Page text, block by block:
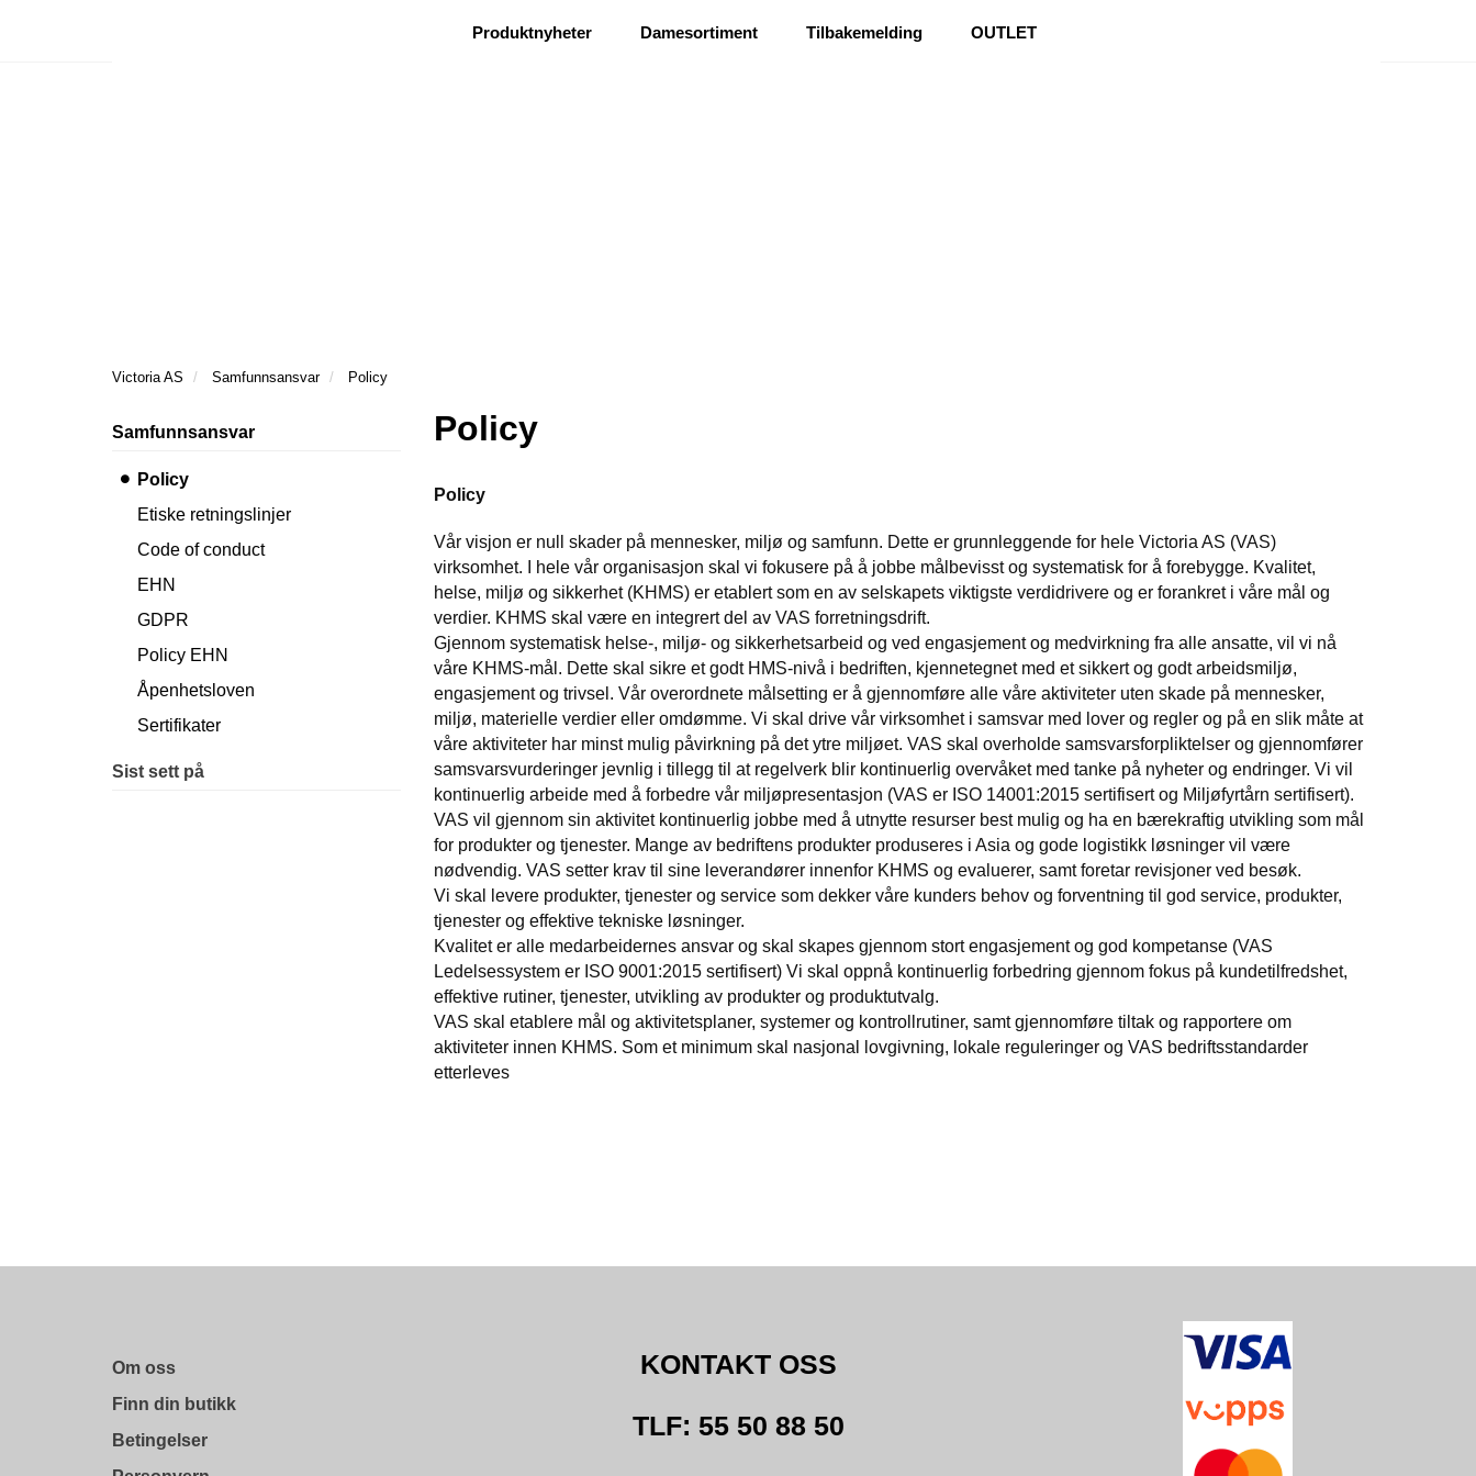
Ris og rosProduktnyheter Damesortiment Tilbakemelding OUTLET
Victoria AS Samfunnsansvar Policy
Samfunnsansvar
Policy
Etiske retningslinjer
Code of conduct
EHN
GDPR
Policy EHN
Åpenhetsloven
Sertifikater
Sist sett på
Policy
Policy
Vår visjon er null skader på mennesker, miljø og samfunn. Dette er grunnleggende for hele Victoria AS (VAS)
virksomhet. I hele vår organisasjon skal vi fokusere på å jobbe målbevisst og systematisk for å forebygge. Kvalitet,
helse, miljø og sikkerhet (KHMS) er etablert som en av selskapets viktigste verdidrivere og er forankret i våre mål og
verdier. KHMS skal være en integrert del av VAS forretningsdrift.
Gjennom systematisk helse-, miljø- og sikkerhetsarbeid og ved engasjement og medvirkning fra alle ansatte, vil vi nå
våre KHMS-mål. Dette skal sikre et godt HMS-nivå i bedriften, kjennetegnet med et sikkert og godt arbeidsmiljø,
engasjement og trivsel. Vår overordnete målsetting er å gjennomføre alle våre aktiviteter uten skade på mennesker,
miljø, materielle verdier eller omdømme. Vi skal drive vår virksomhet i samsvar med lover og regler og på en slik måte at
våre aktiviteter har minst mulig påvirkning på det ytre miljøet. VAS skal overholde samsvarsforpliktelser og gjennomfører
samsvarsvurderinger jevnlig i tillegg til at regelverk blir kontinuerlig overvåket med tanke på nyheter og endringer. Vi vil
kontinuerlig arbeide med å forbedre vår miljøpresentasjon (VAS er ISO 14001:2015 sertifisert og Miljøfyrtårn sertifisert).
VAS vil gjennom sin aktivitet kontinuerlig jobbe med å utnytte resurser best mulig og ha en bærekraftig utvikling som mål
for produkter og tjenester. Mange av bedriftens produkter produseres i Asia og gode logistikk løsninger vil være
nødvendig. VAS setter krav til sine leverandører innenfor KHMS og evaluerer, samt foretar revisjoner ved besøk.
Vi skal levere produkter, tjenester og service som dekker våre kunders behov og forventning til god service, produkter,
tjenester og effektive tekniske løsninger.
Kvalitet er alle medarbeidernes ansvar og skal skapes gjennom stort engasjement og god kompetanse (VAS
Ledelsessystem er ISO 9001:2015 sertifisert) Vi skal oppnå kontinuerlig forbedring gjennom fokus på kundetilfredshet,
effektive rutiner, tjenester, utvikling av produkter og produktutvalg.
VAS skal etablere mål og aktivitetsplaner, systemer og kontrollrutiner, samt gjennomføre tiltak og rapportere om
aktiviteter innen KHMS. Som et minimum skal nasjonal lovgivning, lokale reguleringer og VAS bedriftsstandarder
etterleves
Om oss
Finn din butikk
Betingelser
KONTAKT OSS
TLF: 55 50 88 50